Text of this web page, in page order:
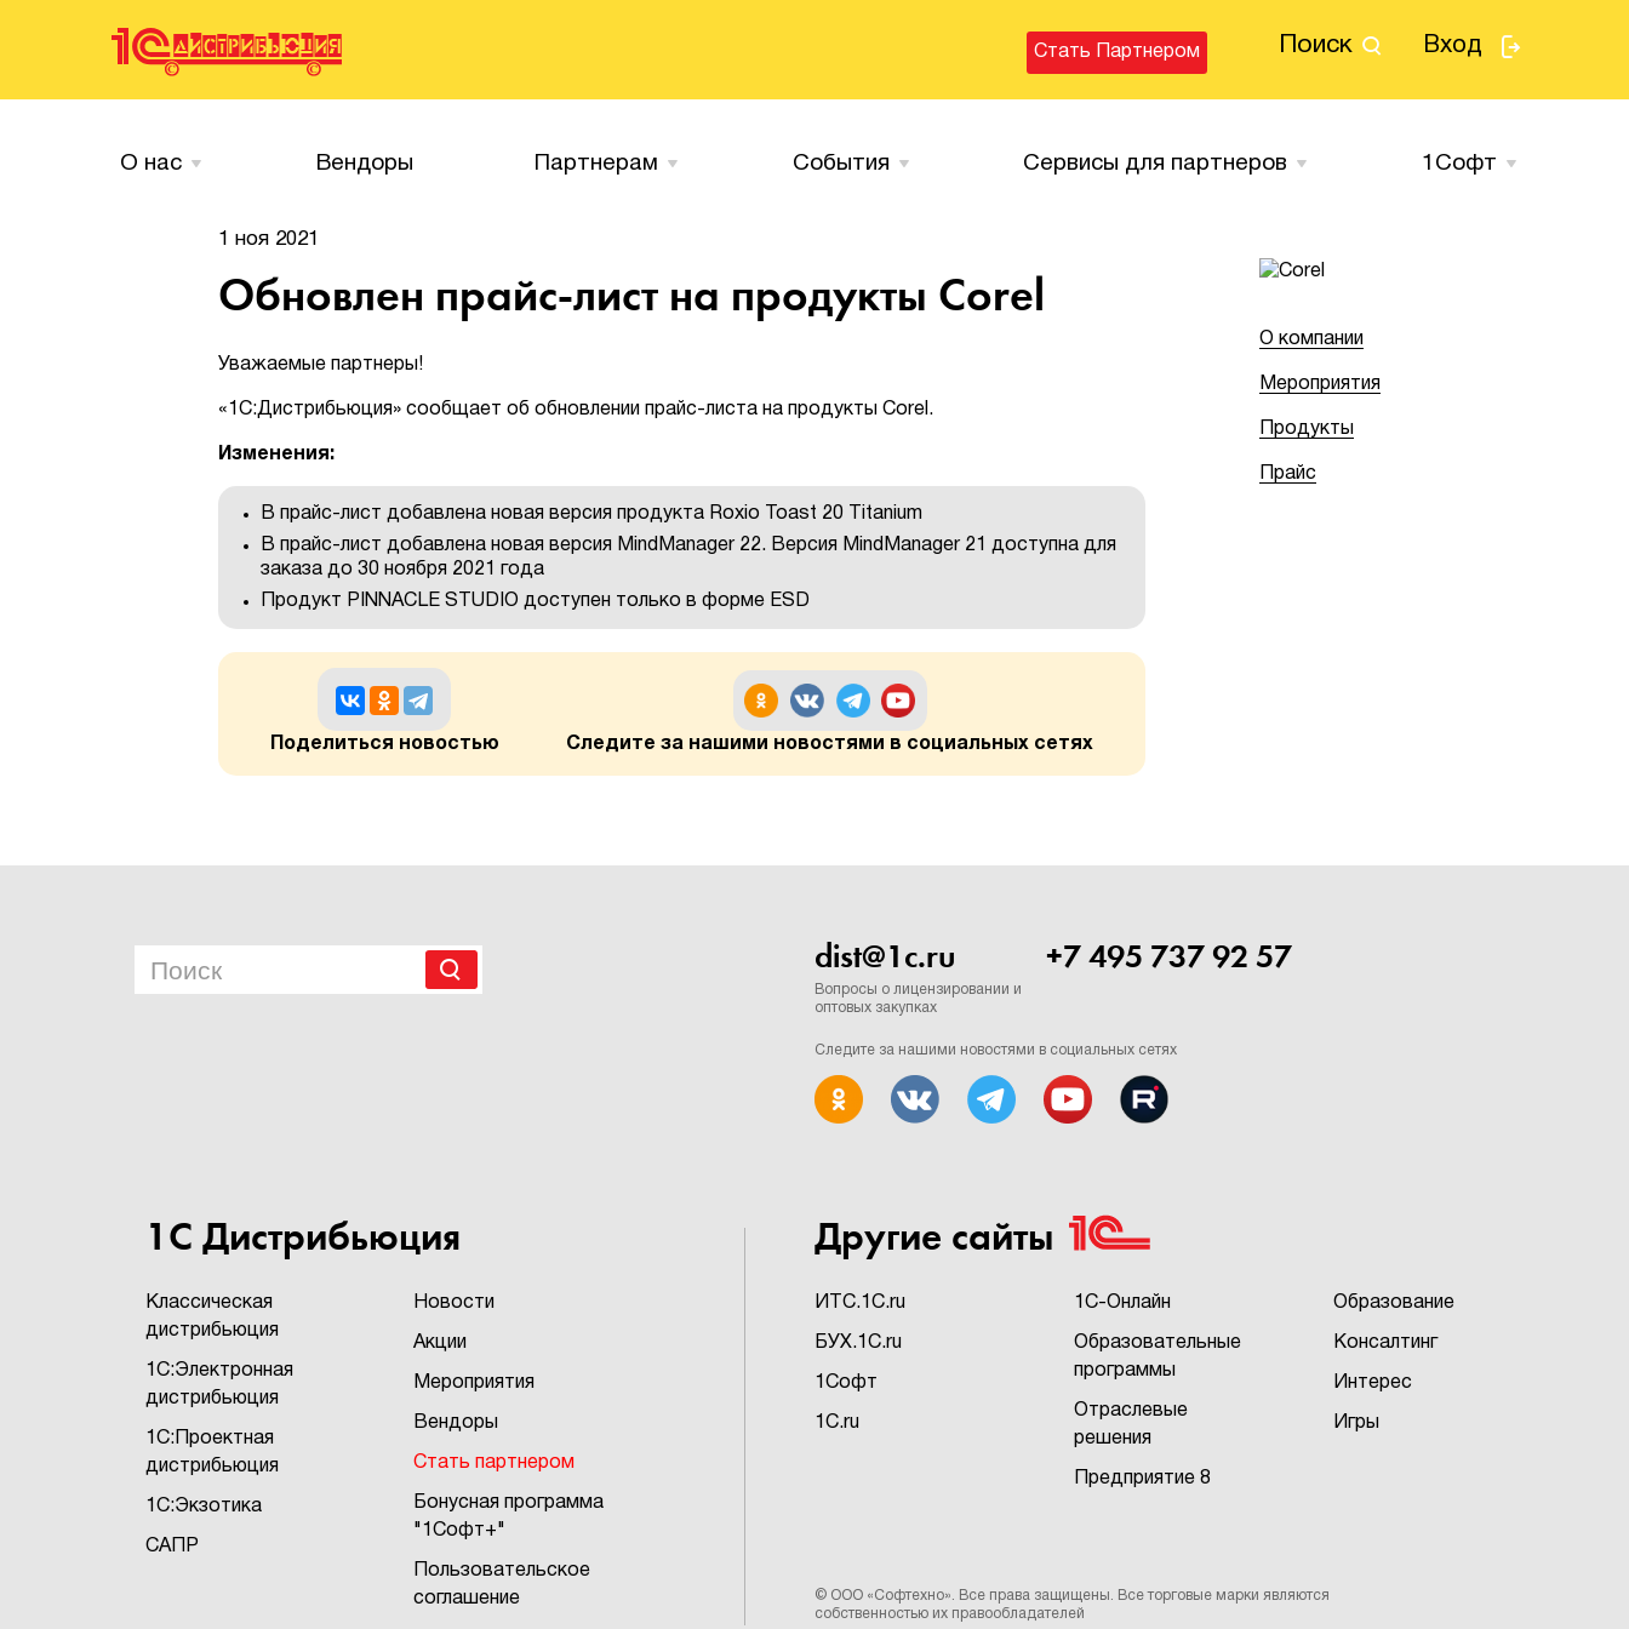
Поиск Вход
Стать Партнером
О нас Вендоры Партнерам События Сервисы для партнеров 1Cофт
1 ноя 2021
Обновлен прайс-лист на продукты Corel
Уважаемые партнеры!
«1С:Дистрибьюция» сообщает об обновлении прайс-листа на продукты Corel.
Изменения:
В прайс-лист добавлена новая версия продукта Roxio Toast 20 Titanium
В прайс-лист добавлена новая версия MindManager 22. Версия MindManager 21 доступна для
заказа до 30 ноября 2021 года
Продукт PINNACLE STUDIO доступен только в форме ESD
Поделиться новостью Следите за нашими новостями в социальных сетях
О компании
Мероприятия
Продукты
Прайс
+7 495 737 92 57
dist@1c.ru
Вопросы о лицензировании и
оптовых закупках
Следите за нашими новостями в социальных сетях
1С Дистрибьюция
Классическая
дистрибьюция
1С:Электронная
дистрибьюция
1С:Проектная
дистрибьюция
1С:Экзотика
САПР
Новости
Акции
Мероприятия
Вендоры
Стать партнером
Бонусная программа
"1Софт+"
Пользовательское
соглашение
Другие сайты
ИTC.1C.ru
БУХ.1C.ru
1Софт
1C.ru
1С-Онлайн
Образовательные
программы
Отраслевые
решения
Предприятие 8
Образование
Консалтинг
Интерес
Игры
© ООО «Софтехно» . Все права защищены. Все торговые марки являются
собственностью их правообладателей
Мы используем файлы
Продолжая находиться на сайте, вы соглашаетесь с этим.